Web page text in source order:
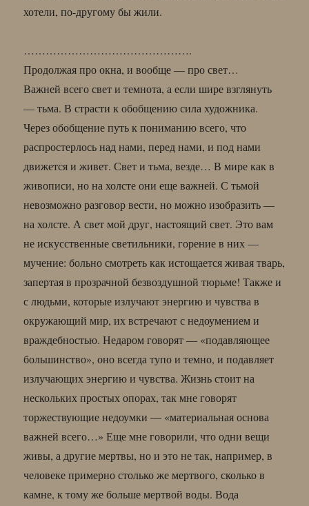
хотели, по-другому бы жили.
……………………………………….
Продолжая про окна, и вообще — про свет…
Важней всего свет и темнота, а если шире взглянуть
— тьма. В страсти к обобщению сила художника.
Через обобщение путь к пониманию всего, что
распростерлось над нами, перед нами, и под нами
движется и живет. Свет и тьма, везде… В мире как в
живописи, но на холсте они еще важней. С тьмой
невозможно разговор вести, но можно изобразить —
на холсте. А свет мой друг, настоящий свет. Это вам
не искусственные светильники, горение в них —
мучение: больно смотреть как истощается живая тварь,
запертая в прозрачной безвоздушной тюрьме! Также и
с людьми, которые излучают энергию и чувства в
окружающий мир, их встречают с недоумением и
враждебностью. Недаром говорят — «подавляющее
большинство», оно всегда тупо и темно, и подавляет
излучающих энергию и чувства. Жизнь стоит на
нескольких простых опорах, так мне говорят
торжествующие недоумки — «материальная основа
важней всего…» Еще мне говорили, что одни вещи
живы, а другие мертвы, но и это не так, например, в
человеке примерно столько же мертвого, сколько в
камне, к тому же больше мертвой воды. Вода